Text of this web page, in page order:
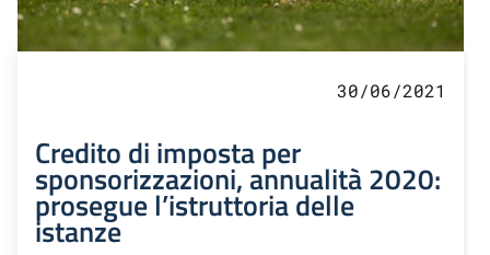
30/06/2021
Credito di imposta per
sponsorizzazioni, annualità 2020:
prosegue l’istruttoria delle
istanze